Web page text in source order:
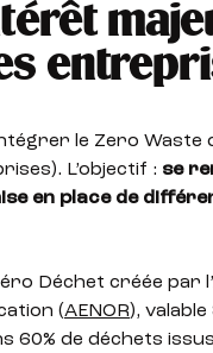
le Zero Waste
L’objectif : se
en place de
Déchet créée par
(AENOR), valable
de déchets